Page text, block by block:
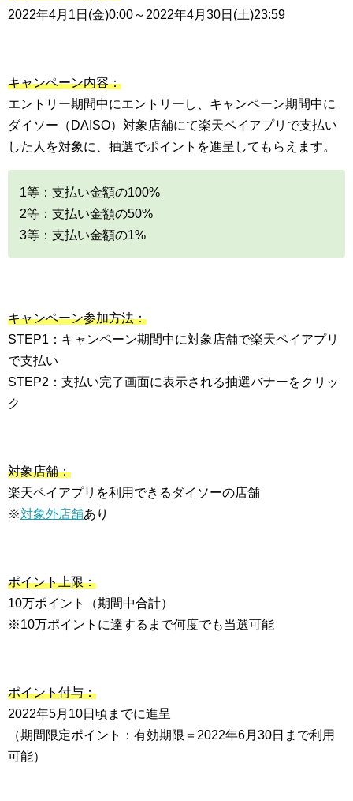
2022年4月1日(金)0:00～2022年4月30日(土)23:59
キャンペーン内容：
エントリー期間中にエントリーし、キャンペーン期間中に
ダイソー（DAISO）対象店舗にて楽天ペイアプリで支払い
した人を対象に、抽選でポイントを進呈してもらえます。
1等：支払い金額の100%
2等：支払い金額の50%
3等：支払い金額の1%
キャンペーン参加方法：
STEP1：キャンペーン期間中に対象店舗で楽天ペイアプリ
で支払い
STEP2：支払い完了画面に表示される抽選バナーをクリッ
ク
対象店舗：
楽天ペイアプリを利用できるダイソーの店舗
※対象外店舗あり
ポイント上限：
10万ポイント（期間中合計）
※10万ポイントに達するまで何度でも当選可能
ポイント付与：
2022年5月10日頃までに進呈
（期間限定ポイント：有効期限＝2022年6月30日まで利用
可能）